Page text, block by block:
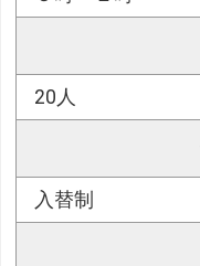
20人
入替制